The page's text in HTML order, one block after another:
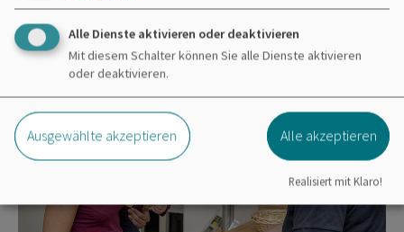
Alle Dienste aktivieren oder deaktivieren
Mit diesem Schalter können Sie alle Dienste aktivieren
oder deaktivieren.
Ausgewählte akzeptieren Alle akzeptieren
Realisiert mit Klaro!